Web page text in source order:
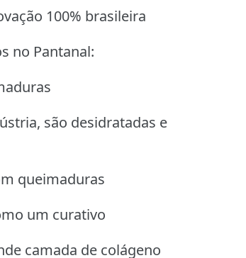
100% brasileira
no Pantanal:
são desidratadas e
queimaduras
um curativo
camada de colágeno